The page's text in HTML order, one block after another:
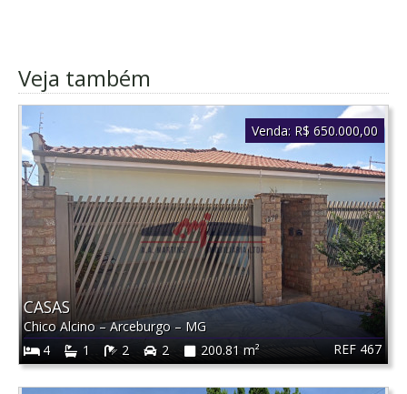
Veja também
REF 467
CASAS
Chico Alcino –Arceburgo – MG
4
1 2 2 200.81 m²
Venda: R$ 650.000,00